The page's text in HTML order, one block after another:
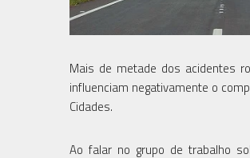
Mais de metade dos acidentes
influenciam negativamente o
Cidades.
Ao falar no grupo de trabalho